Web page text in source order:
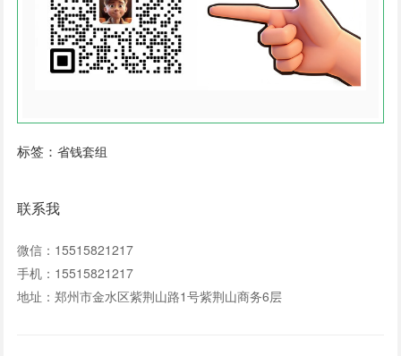
标签：省钱套组
联系我
微信：15515821217
手机：15515821217
地址：郑州市金水区紫荆山路1号紫荆山商务6层